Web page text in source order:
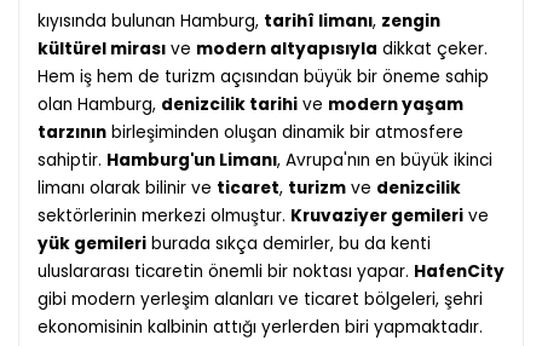
kıyısında bulunan Hamburg, tarihî limanı, zengin
kültürel mirası ve modern altyapısıyla dikkat çeker.
Hem iş hem de turizm açısından büyük bir öneme sahip
olan Hamburg, denizcilik tarihi ve modern yaşam
tarzının birleşiminden oluşan dinamik bir atmosfere
sahiptir. Hamburg'un Limanı, Avrupa'nın en büyük ikinci
limanı olarak bilinir ve ticaret, turizm ve denizcilik
sektörlerinin merkezi olmuştur. Kruvaziyer gemileri ve
yük gemileri burada sıkça demirler, bu da kenti
uluslararası ticaretin önemli bir noktası yapar. HafenCity
gibi modern yerleşim alanları ve ticaret bölgeleri, şehri
ekonomisinin kalbinin attığı yerlerden biri yapmaktadır.